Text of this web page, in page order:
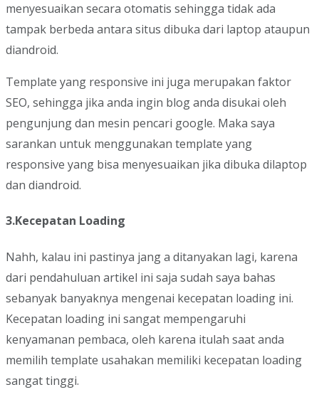
menyesuaikan secara otomatis sehingga tidak ada
tampak berbeda antara situs dibuka dari laptop ataupun
diandroid.
Template yang responsive ini juga merupakan faktor
SEO, sehingga jika anda ingin blog anda disukai oleh
pengunjung dan mesin pencari google. Maka saya
sarankan untuk menggunakan template yang
responsive yang bisa menyesuaikan jika dibuka dilaptop
dan diandroid.
3.Kecepatan Loading
Nahh, kalau ini pastinya jang a ditanyakan lagi, karena
dari pendahuluan artikel ini saja sudah saya bahas
sebanyak banyaknya mengenai kecepatan loading ini.
Kecepatan loading ini sangat mempengaruhi
kenyamanan pembaca, oleh karena itulah saat anda
memilih template usahakan memiliki kecepatan loading
sangat tinggi.